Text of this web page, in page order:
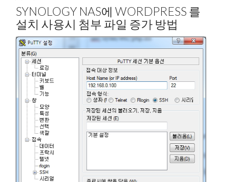
SYNOLOGY NAS에 WORDPRESS 를
설치 사용시 첨부 파일 증가 방법